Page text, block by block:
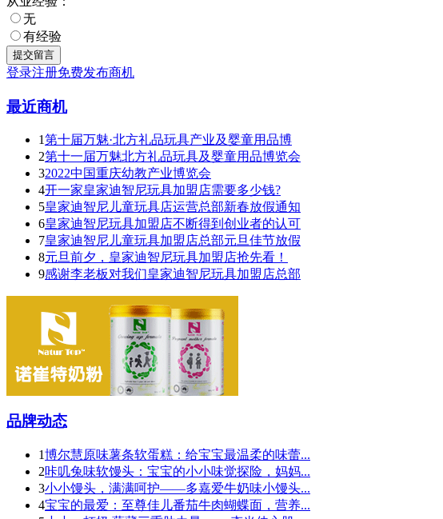
无
有经验
登录注册免费发布商机
最近商机
1第十届万魅·北方礼品玩具产业及婴童用品博
2第十一届万魅北方礼品玩具及婴童用品博览会
32022中国重庆幼教产业博览会
4开一家皇家迪智尼玩具加盟店需要多少钱?
5皇家迪智尼儿童玩具店运营总部新春放假通知
6皇家迪智尼玩具加盟店不断得到创业者的认可
7皇家迪智尼儿童玩具加盟店总部元旦佳节放假
8元旦前夕，皇家迪智尼玩具加盟店抢先看！
9感谢李老板对我们皇家迪智尼玩具加盟店总部
品牌动态
1博尔慧原味薯条软蛋糕：给宝宝最温柔的味蕾...
2咔叽兔味软馒头：宝宝的小小味觉探险，妈妈...
3小小馒头，满满呵护——多嘉爱牛奶味小馒头...
4宝宝的最爱：至尊佳儿番茄牛肉蝴蝶面，营养...